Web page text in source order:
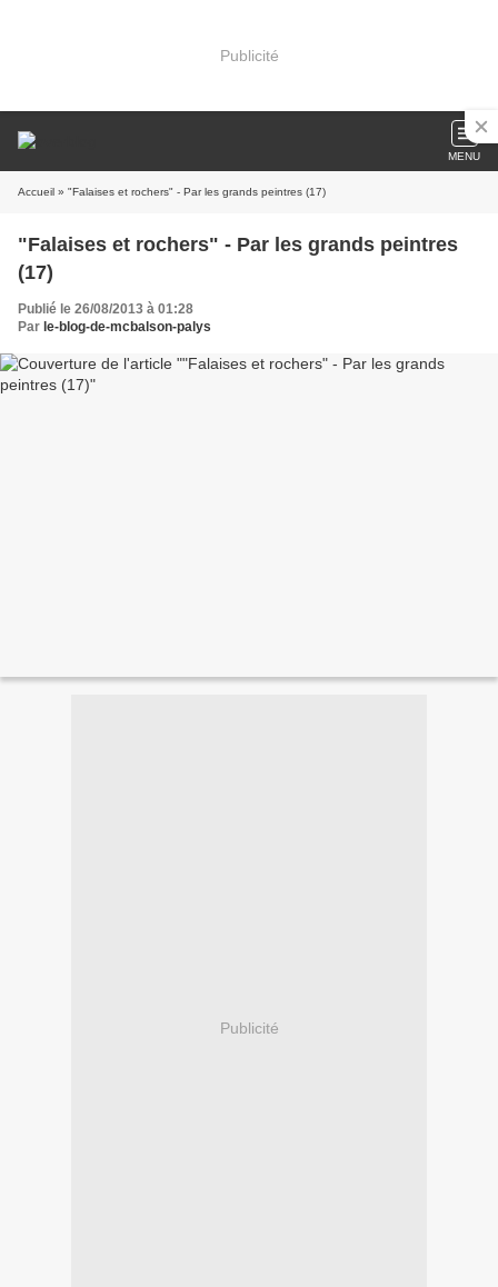
Publicité
MENU
Accueil » "Falaises et rochers" - Par les grands peintres (17)
"Falaises et rochers" - Par les grands peintres
(17)
Publié le 26/08/2013 à 01:28
Par le-blog-de-mcbalson-palys
Publicité